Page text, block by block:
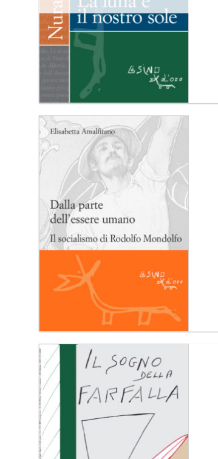
Aggiungi
alla lista
dei
desideri
Aggiungi
alla lista
dei
desideri